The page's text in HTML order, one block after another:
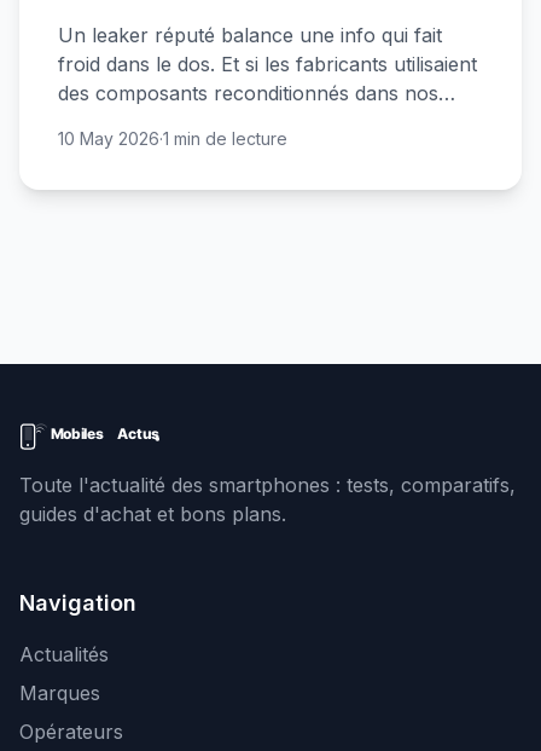
Un leaker réputé balance une info qui fait
froid dans le dos. Et si les fabricants utilisaient
des composants reconditionnés dans nos
10 May 2026·1 min de lecture
Toute l'actualité des smartphones : tests, comparatifs,
guides d'achat et bons plans.
Navigation
Actualités
Marques
Opérateurs